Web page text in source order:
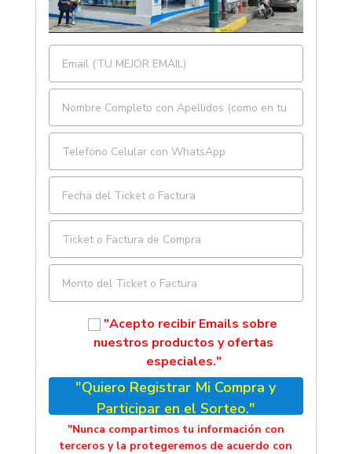
"Acepto recibir Emails sobre
nuestros productos y ofertas
especiales."
"Quiero Registrar Mi Compra y
Participar en el Sorteo."
"Nunca compartimos tu información con
terceros y la protegeremos de acuerdo con